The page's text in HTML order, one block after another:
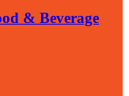
& Beverage